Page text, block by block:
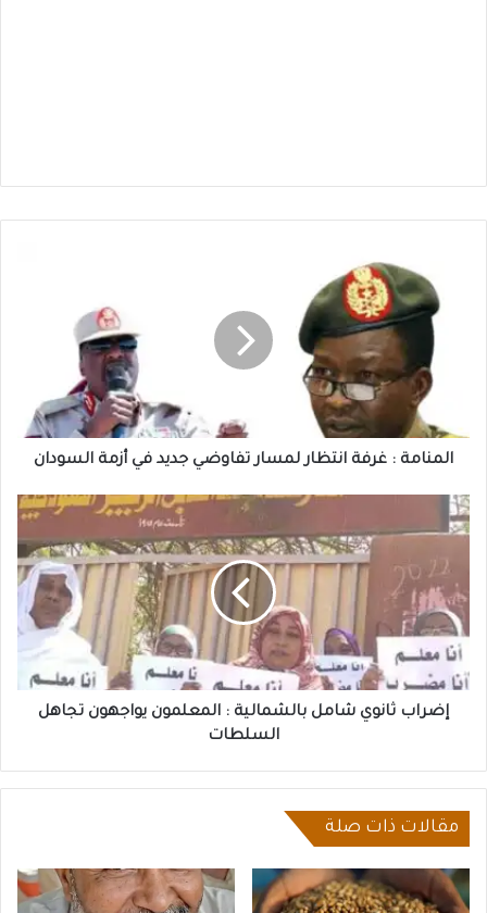
لمسار
تفاوضي
أزمة
السودان
المنامة : غرفة انتظار لمسار تفاوضي جديد في أزمة السودان
إضراب
ثانوي
بالشمالية
المعلمون
يواجهون
تجاهل
السلطات
إضراب ثانوي شامل بالشمالية : المعلمون يواجهون تجاهل
السلطات
مقالات ذات صلة